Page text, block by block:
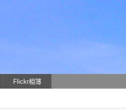
Flickr相簿